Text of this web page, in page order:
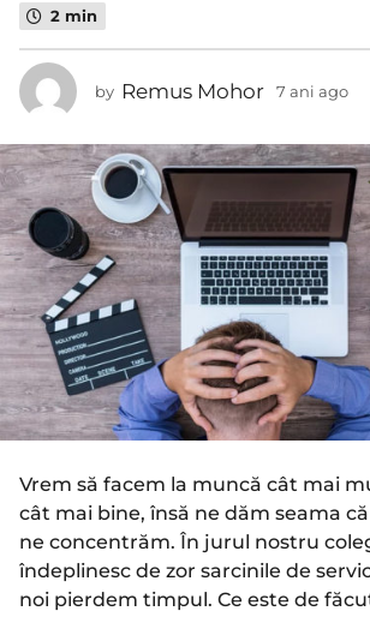
g
7
a
i
a
g
o
2 min
by Remus Mohor 7 ani ago
a
g
o
Vrem să facem la muncă cât mai
cât mai bine, însă ne dăm seama
ne concentrăm. În jurul nostru
îndeplinesc de zor sarcinile de
noi pierdem timpul. Ce este de